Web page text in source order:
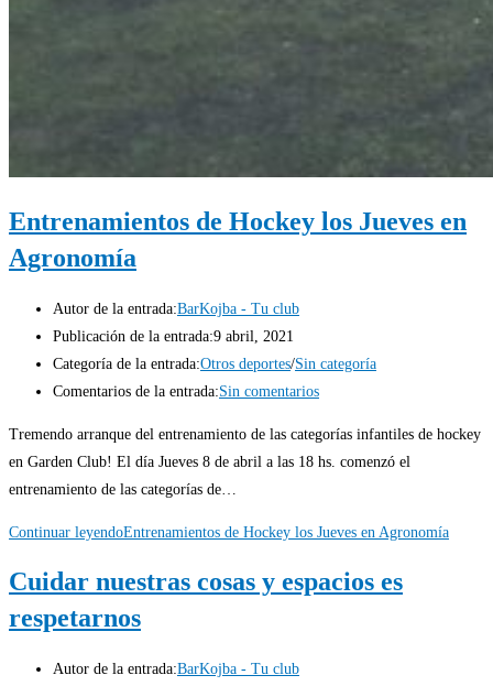
Entrenamientos de Hockey los Jueves en
Agronomía
Autor de la entrada:BarKojba - Tu club
Publicación de la entrada:9 abril, 2021
Categoría de la entrada:Otros deportes/Sin categoría
Comentarios de la entrada:Sin comentarios
Tremendo arranque del entrenamiento de las categorías infantiles de hockey
en Garden Club! El día Jueves 8 de abril a las 18 hs. comenzó el
entrenamiento de las categorías de…
Continuar leyendoEntrenamientos de Hockey los Jueves en Agronomía
Cuidar nuestras cosas y espacios es
respetarnos
Autor de la entrada:BarKojba - Tu club